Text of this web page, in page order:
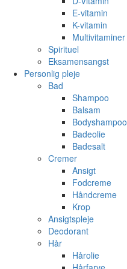
E-vitamin
K-vitamin
Multivitaminer
Spirituel
Eksamensangst
Personlig pleje
Bad
Shampoo
Balsam
Bodyshampoo
Badeolie
Badesalt
Cremer
Ansigt
Fodcreme
Håndcreme
Krop
Ansigtspleje
Deodorant
Hår
Hårolie